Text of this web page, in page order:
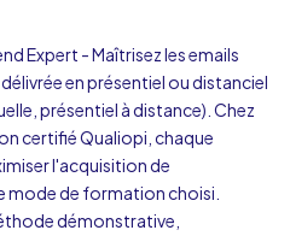
Expert - Maîtrisez les emails
en présentiel ou distanciel
présentiel à distance). Chez
certifié Qualiopi, chaque
l'acquisition de
mode de formation choisi.
démonstrative,